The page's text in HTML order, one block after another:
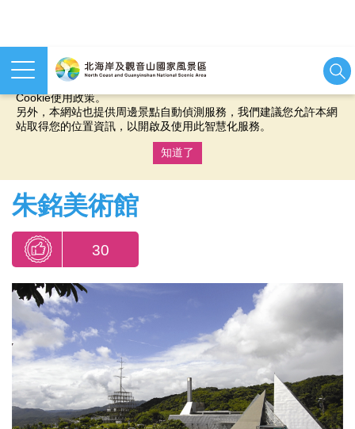
本網站使用cookies等相關技術以持續優化網站服務，並有助於為
您提供更佳的體驗，當您繼續使用本網站即表示您同意我們的
Cookie使用政策。
另外，本網站也提供周邊景點自動偵測服務，我們建議您允許本網
站取得您的位置資訊，以開啟及使用此智慧化服務。
知道了
朱銘美術館
30